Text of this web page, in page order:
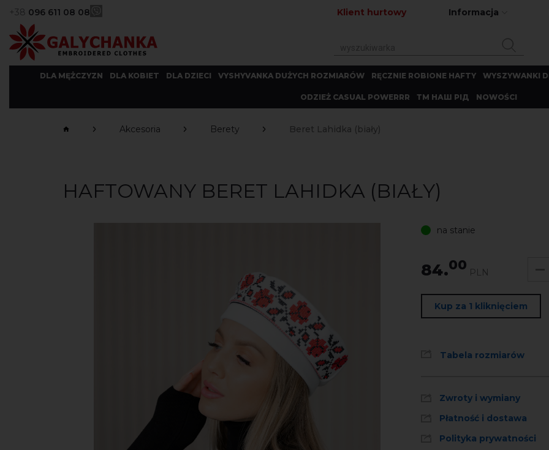
+38 096 611 08 08 Klient hurtowy Informacja
DLA MĘŻCZYZN DLA KOBIET DLA DZIECI VYSHYVANKA DUŻYCH ROZMIARÓW RĘCZNIE ROBIONE HAFTY WYSZYWANKI
ODZIEŻ CASUAL POWERRR ТМ НАШ РІД NOWOŚCI
Akcesoria Berety Beret Lahidka (biały)
HAFTOWANY BERET LAHIDKA (BIAŁY)
na stanie
84.00 PLN
Kup za 1 kliknięciem
Tabela rozmiarów
Zwroty i wymiany
Płatność i dostawa
Polityka prywatności